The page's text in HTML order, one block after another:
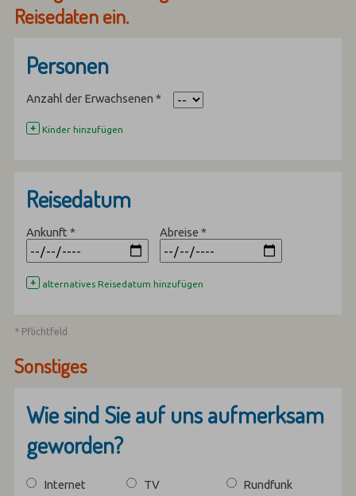
Reisedaten ein.
Personen
Anzahl der Erwachsenen*
+ Kinder hinzufügen
Reisedatum
Ankunft* Abreise*
+ alternatives Reisedatum hinzufügen
* Pflichtfeld
Sonstiges
Wie sind Sie auf uns aufmerksam
geworden?
Internet TV
Rundfunk